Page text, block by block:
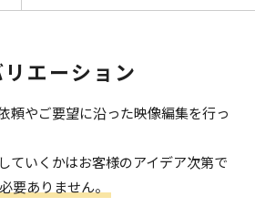
エーション
頼やご要望に沿った映像編集を行っ
ていくかはお客様のアイデア次第で
要ありません。